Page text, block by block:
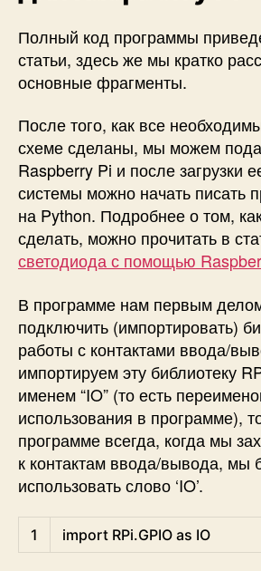
Полный код программы
статьи, здесь же мы кратко
основные фрагменты.
После того, как все
схеме сделаны, мы можем
Raspberry Pi и после загрузки
системы можно начать писать
на Python. Подробнее о том,
сделать, можно прочитать в
светодиода с помощью
В программе нам первым
подключить (импортировать)
работы с контактами ввода/
импортируем эту библиотеку
именем “IO” (то есть
использования в программе),
программе всегда, когда мы
к контактам ввода/вывода, мы
использовать слово ‘IO’.
1 import RPi.GPIO as IO